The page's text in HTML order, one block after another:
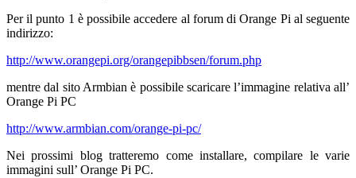
Per il punto 1 è possibile accedere al forum di Orange Pi al seguente
indirizzo:
http://www.orangepi.org/orangepibbsen/forum.php
mentre dal sito Armbian è possibile scaricare l’immagine relativa all’
Orange Pi PC
http://www.armbian.com/orange-pi-pc/
Nei prossimi blog tratteremo come installare, compilare le varie
immagini sull’ Orange Pi PC.